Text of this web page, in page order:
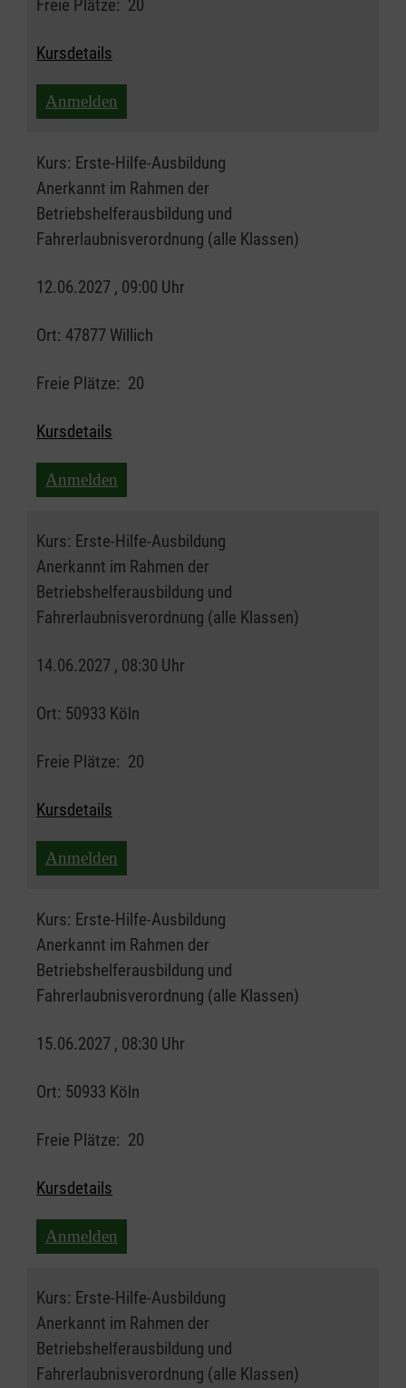
Freie Plätze: 20
Kursdetails
Anmelden
Kurs: Erste-Hilfe-Ausbildung
Anerkannt im Rahmen der
Betriebshelferausbildung und
Fahrerlaubnisverordnung (alle Klassen)
12.06.2027 , 09:00 Uhr
Ort: 47877 Willich
Freie Plätze: 20
Kursdetails
Anmelden
Kurs: Erste-Hilfe-Ausbildung
Anerkannt im Rahmen der
Betriebshelferausbildung und
Fahrerlaubnisverordnung (alle Klassen)
14.06.2027 , 08:30 Uhr
Ort: 50933 Köln
Freie Plätze: 20
Kursdetails
Anmelden
Kurs: Erste-Hilfe-Ausbildung
Anerkannt im Rahmen der
Betriebshelferausbildung und
Fahrerlaubnisverordnung (alle Klassen)
15.06.2027 , 08:30 Uhr
Ort: 50933 Köln
Freie Plätze: 20
Kursdetails
Anmelden
Kurs: Erste-Hilfe-Ausbildung
Anerkannt im Rahmen der
Betriebshelferausbildung und
Fahrerlaubnisverordnung (alle Klassen)